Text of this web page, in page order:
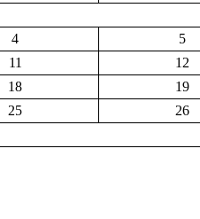
4 5
11 12
18 19
25 26